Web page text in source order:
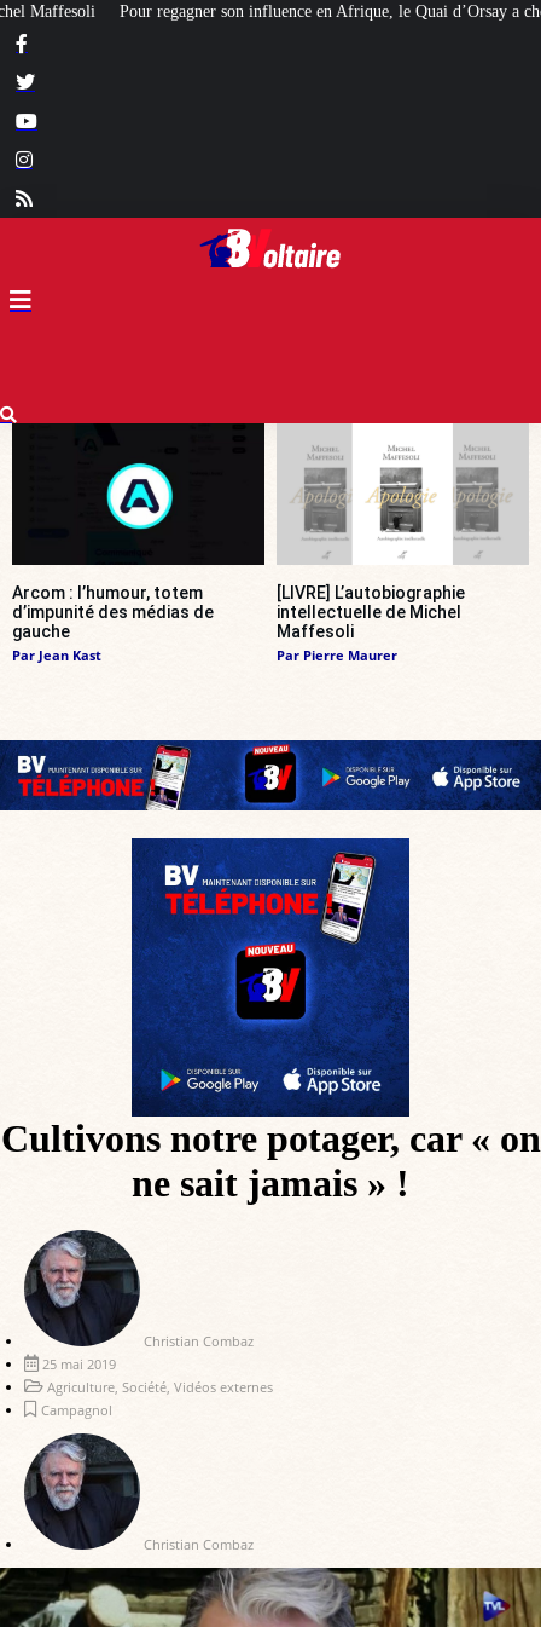
son influence en Afrique, le Quai d’Orsay a choisi… Instagram Expulsés
Arcom : l’humour, totem
d’impunité des médias de
gauche
Par Jean Kast
[LIVRE] L’autobiographie
intellectuelle de Michel
Maffesoli
Par Pierre Maurer
Cultivons notre potager, car « on
ne sait jamais » !
Christian Combaz
25 mai 2019
Agriculture Société Vidéos externes
Campagnol
Christian Combaz